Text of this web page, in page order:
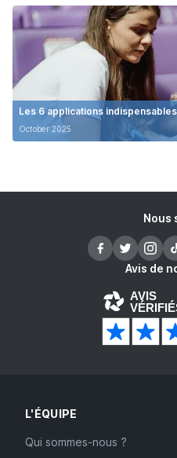
Les 6 applications
October 2025
Nous
Avis de
AVIS
L'ÉQUIPE
Qui sommes-nous ?